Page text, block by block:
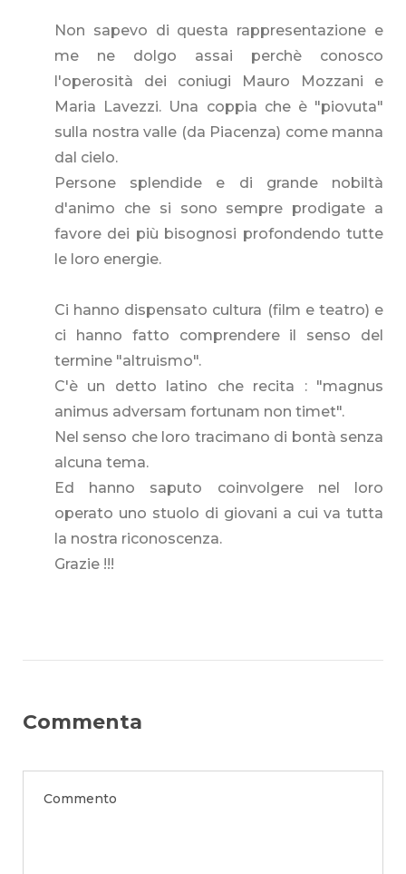
Non sapevo di questa rappresentazione e
me ne dolgo assai perchè conosco
l'operosità dei coniugi Mauro Mozzani e
Maria Lavezzi. Una coppia che è "piovuta"
sulla nostra valle (da Piacenza) come manna
dal cielo.
Persone splendide e di grande nobiltà
d'animo che si sono sempre prodigate a
favore dei più bisognosi profondendo tutte
le loro energie.
Ci hanno dispensato cultura (film e teatro) e
ci hanno fatto comprendere il senso del
termine "altruismo".
C'è un detto latino che recita : "magnus
animus adversam fortunam non timet".
Nel senso che loro tracimano di bontà senza
alcuna tema.
Ed hanno saputo coinvolgere nel loro
operato uno stuolo di giovani a cui va tutta
la nostra riconoscenza.
Grazie !!!
Commenta